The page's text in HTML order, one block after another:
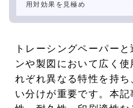
用対効果を見極め
トレーシングペーパー
ンや製図において広く
れぞれ異なる特性を持
い分けが重要です。本